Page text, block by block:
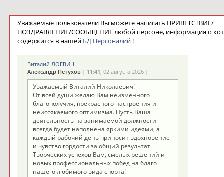
Уважаемые пользователи Вы можете написать ПРИВЕТСТВИЕ/
ПОЗДРАВЛЕНИЕ/СООБЩЕНИЕ любой персоне, информация о
содержится в нашей БД Персоналий!
Виталий ЛОГВИН
Александр Петухов| 11:41, 02 августа 2026 |
Уважаемый Виталий Николаевич!
От всей души желаю Вам неизменного
благополучия, прекрасного настроения и
неиссякаемого оптимизма. Пусть Ваша
деятельность на занимаемой должности
всегда будет наполнена яркими идеями, а
каждый рабочий день приносит вдохновение
и чувство гордости за общий результат.
Творческих успехов Вам, смелых решений и
новых профессиональных побед на благо
нашего любимого вида спорта!